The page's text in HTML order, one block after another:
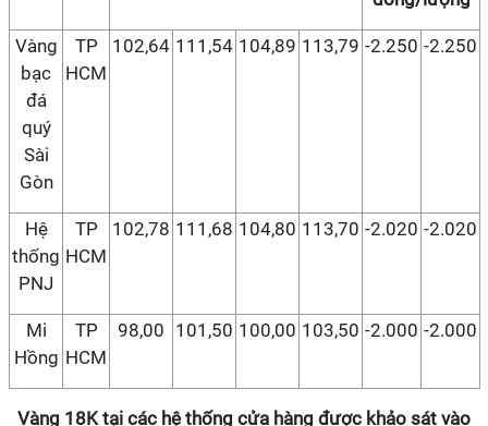
Vàng
bạc
đá
quý
Sài
Gòn
TP
HCM
102,64 111,54 104,89 113,79 -2.250 -2.250
Hệ
thống
PNJ
TP
HCM
102,78 111,68 104,80 113,70 -2.020 -2.020
Mi
Hồng
TP
HCM
98,00 101,50 100,00 103,50 -2.000 -2.000
Vàng 18K tại các hệ thống cửa hàng được khảo sát vào